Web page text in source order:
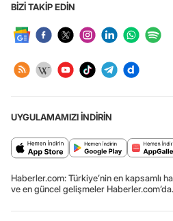
BİZİ TAKİP EDİN
UYGULAMAMIZI İNDİRİN
Haberler.com: Türkiye’nin en kapsamlı
ve en güncel gelişmeler Haberler.com’da.